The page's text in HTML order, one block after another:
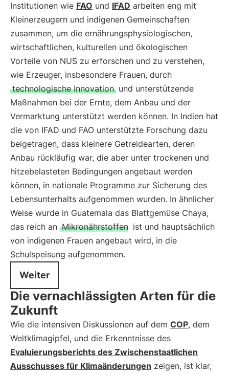
Institutionen wie FAO und IFAD arbeiten eng mit
Kleinerzeugern und indigenen Gemeinschaften
zusammen, um die ernährungsphysiologischen,
wirtschaftlichen, kulturellen und ökologischen
Vorteile von NUS zu erforschen und zu verstehen,
wie Erzeuger, insbesondere Frauen, durch
technologische Innovation und unterstützende
Maßnahmen bei der Ernte, dem Anbau und der
Vermarktung unterstützt werden können. In Indien hat
die von IFAD und FAO unterstützte Forschung dazu
beigetragen, dass kleinere Getreidearten, deren
Anbau rückläufig war, die aber unter trockenen und
hitzebelasteten Bedingungen angebaut werden
können, in nationale Programme zur Sicherung des
Lebensunterhalts aufgenommen wurden. In ähnlicher
Weise wurde in Guatemala das Blattgemüse Chaya,
das reich an Mikronährstoffen ist und hauptsächlich
von indigenen Frauen angebaut wird, in die
Schulspeisung aufgenommen.
Weiter
Die vernachlässigten Arten für die
Zukunft
Wie die intensiven Diskussionen auf dem COP, dem
Weltklimagipfel, und die Erkenntnisse des
Evaluierungsberichts des Zwischenstaatlichen
Ausschusses für Klimaänderungen zeigen, ist klar,